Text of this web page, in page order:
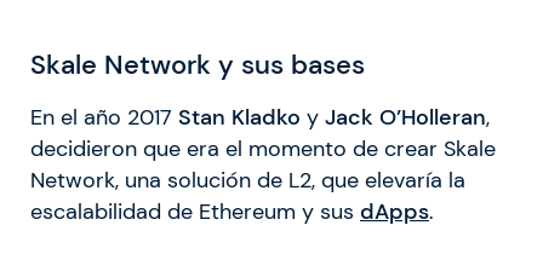
Skale Network y sus bases
En el año 2017 Stan Kladko y Jack O’Holleran,
decidieron que era el momento de crear Skale
Network, una solución de L2, que elevaría la
escalabilidad de Ethereum y sus dApps.